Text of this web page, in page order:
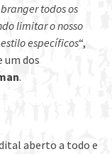
todos os
limitar o nosso
específicos“,
um dos
.
aberto a todo e